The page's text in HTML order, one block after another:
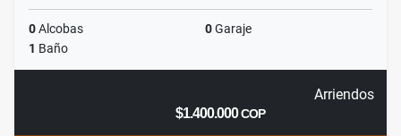
0Alcobas 0Garaje
1 Baño
Arriendos
$1.400.000COP